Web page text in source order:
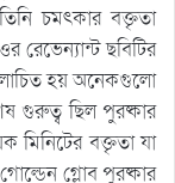
চমৎকার বক্তৃতা
রেভেন্যান্ট ছবিটির
হয় অনেকগুলো
গুরুত্ব ছিল পুরষ্কার
মিনিটের বক্তৃতা যা
গ্লোব পুরষ্কার